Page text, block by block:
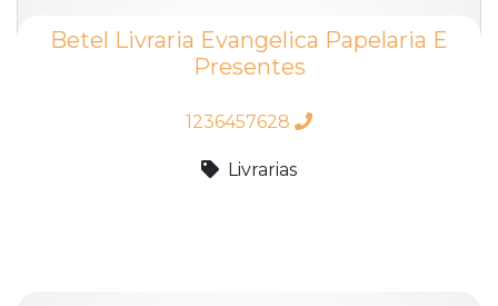
Betel Livraria Evangelica Papelaria E
Presentes
1236457628
Livrarias